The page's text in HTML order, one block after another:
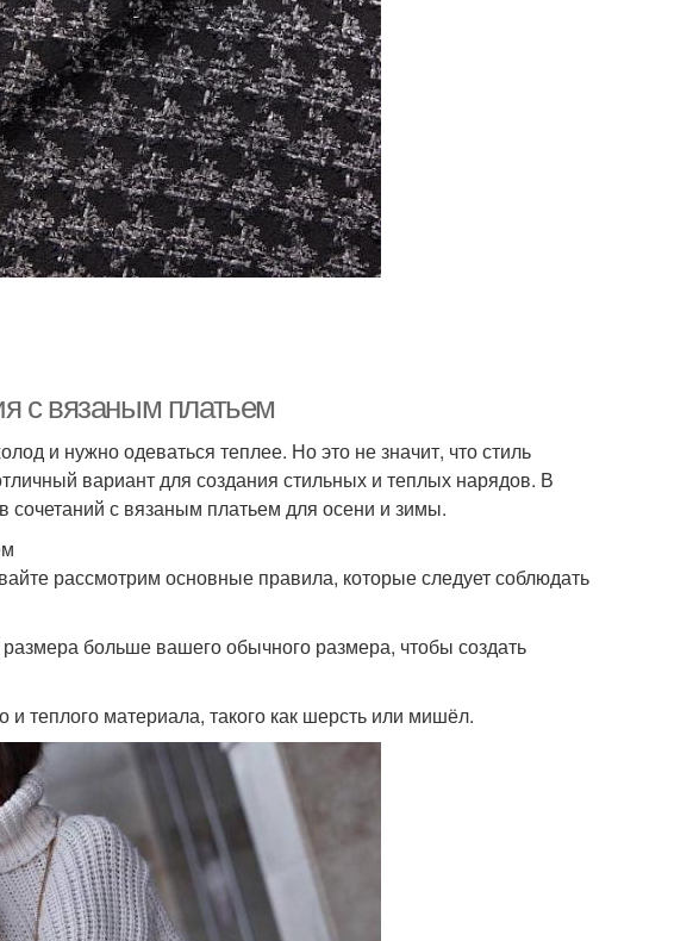
с вязаным платьем
и нужно одеваться теплее. Но это не значит, что стиль
вариант для создания стильных и теплых нарядов. В
сочетаний с вязаным платьем для осени и зимы.
рассмотрим основные правила, которые следует соблюдать
больше вашего обычного размера, чтобы создать
теплого материала, такого как шерсть или мишёл.